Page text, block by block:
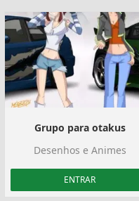
Grupo para otakus
Desenhos e Animes
ENTRAR